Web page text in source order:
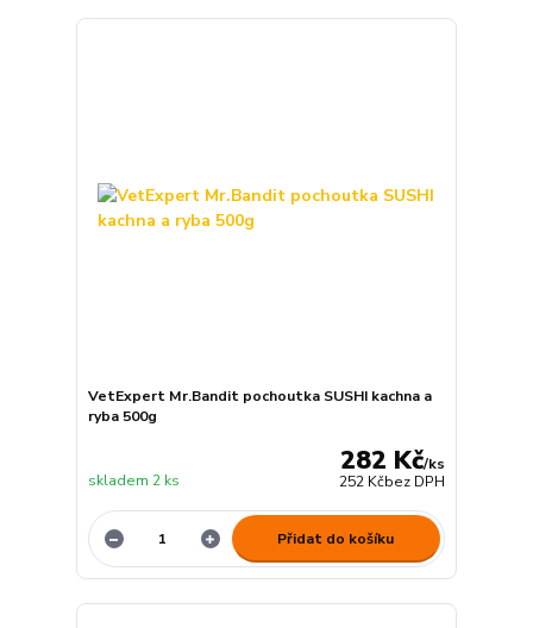
VetExpert Mr.Bandit pochoutka SUSHI kachna a
ryba 500g
282 Kč/ks
252 Kčbez DPH
skladem 2 ks
Přidat do košíku